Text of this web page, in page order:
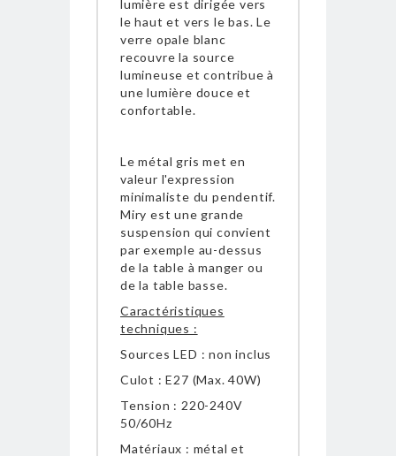
lumière est dirigée vers
le haut et vers le bas. Le
verre opale blanc
recouvre la source
lumineuse et contribue à
une lumière douce et
confortable.
Le métal gris met en
valeur l'expression
minimaliste du pendentif.
Miry est une grande
suspension qui convient
par exemple au-dessus
de la table à manger ou
de la table basse.
Caractéristiques
techniques :
Sources LED : non inclus
Culot : E27 (Max. 40W)
Tension : 220-240V
50/60Hz
Matériaux : métal et